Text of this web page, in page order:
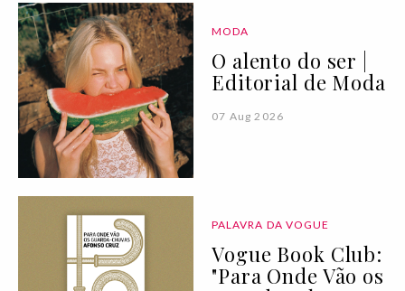
MODA
O alento do ser |
Editorial de Moda
07 Aug 2026
PALAVRA DA VOGUE
Vogue Book Club:
"Para Onde Vão os